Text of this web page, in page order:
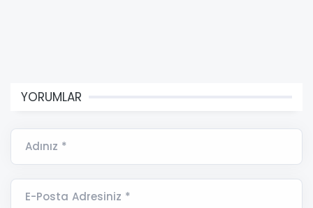
YORUMLAR
Adınız *
E-Posta Adresiniz *